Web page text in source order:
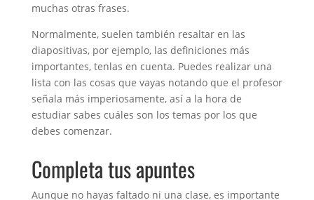
muchas otras frases.
Normalmente, suelen también resaltar en las
diapositivas, por ejemplo, las definiciones más
importantes, tenlas en cuenta. Puedes realizar una
lista con las cosas que vayas notando que el profesor
señala más imperiosamente, así a la hora de
estudiar sabes cuáles son los temas por los que
debes comenzar.
Completa tus apuntes
Aunque no hayas faltado ni una clase, es importante